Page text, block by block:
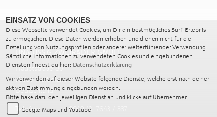
UNMÜSSIG ZWEIRÄDER GMBH
Hauptstraße 80
79336 Herbolzheim
Deutschland
Telefon:
0049 (0) 7643 / 337
EINSATZ VON COOKIES
Diese Webseite verwendet Cookies, um Dir ein bestmögliches Surf-Erlebnis
zu ermöglichen. Diese Daten werden erhoben und dienen nicht für die
Erstellung von Nutzungsprofilen oder anderer weiterführender Verwendung.
Sämtliche Informationen zu verwendeten Cookies und eingebundenen
Diensten findest du hier: Datenschutzerklärung
Wir verwenden auf dieser Website folgende Dienste, welche erst nach deiner
aktiven Zustimmung eingebunden werden.
Bitte hake dazu den jeweiligen Dienst an und klicke auf Übernehmen:
Google Maps und Youtube